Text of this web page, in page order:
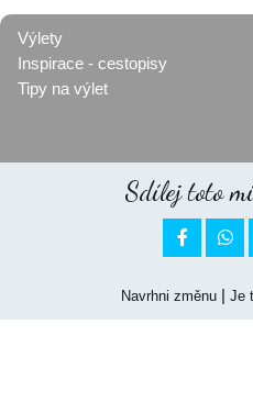
Výlety
Inspirace - cestopisy
Tipy na výlet
Sdílej toto
 
Navrhni změnu| Je